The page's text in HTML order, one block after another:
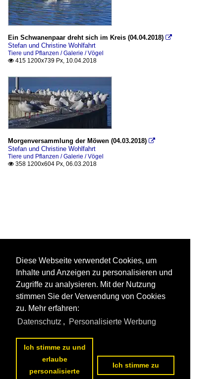
Ein Schwanenpaar dreht sich im Kreis (04.04.2018) 
Stefan und Christine Wohlfahrt
Tiere und Pflanzen / Galerie / Vögel
 415 1200x739 Px, 10.04.2018
Morgenversammlung der Möwen (04.03.2018) 
Stefan und Christine Wohlfahrt
Tiere und Pflanzen / Galerie / Vögel
 358 1200x604 Px, 06.03.2018
Diese Webseite verwendet Cookies, um
Inhalte und Anzeigen zu personalisieren und
Zugriffe zu analysieren. Mit der Nutzung
stimmen Sie der Verwendung von Cookies
zu. Mehr erfahren:
Datenschutz , Personalisierte Werbung
Ich stimme zu und
erlaube
personalisierte
Ich stimme zu